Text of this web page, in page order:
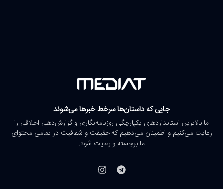
جایی که داستان‌ها سرخط خبرها می‌شوند
ما بالاترین استانداردهای یکپارچگی روزنامه‌نگاری و گزارش‌دهی اخلاقی را
رعایت می‌کنیم و اطمینان می‌دهیم که حقیقت و شفافیت در تمامی محتوای
ما برجسته و رعایت شود.